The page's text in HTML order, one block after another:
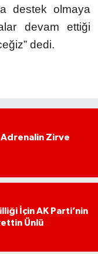
destek olmaya
devam ettiği
dedi.
Adrenalin Zirve
İçin AK Parti’nin
Ünlü